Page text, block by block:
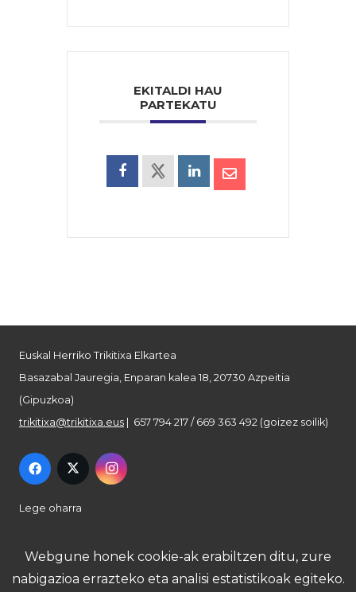
EKITALDI HAU
PARTEKATU
Euskal Herriko Trikitixa Elkartea
Basazabal Jauregia, Enparan kalea 18, 20730 Azpeitia
(Gipuzkoa)
trikitixa@trikitixa.eus | 657 794 217 / 669 363 492 (goizez soilik)
Lege oharra
Pribatutasun politika
Webgune honek cookie-ak erabiltzen ditu, zure
nabigazioa errazteko eta analisi estatistikoak egiteko.